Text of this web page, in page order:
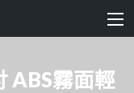
ABS霧面輕